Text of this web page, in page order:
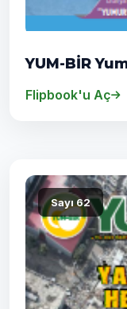
YUM-BİR
Flipbook'u Aç
Sayı 62